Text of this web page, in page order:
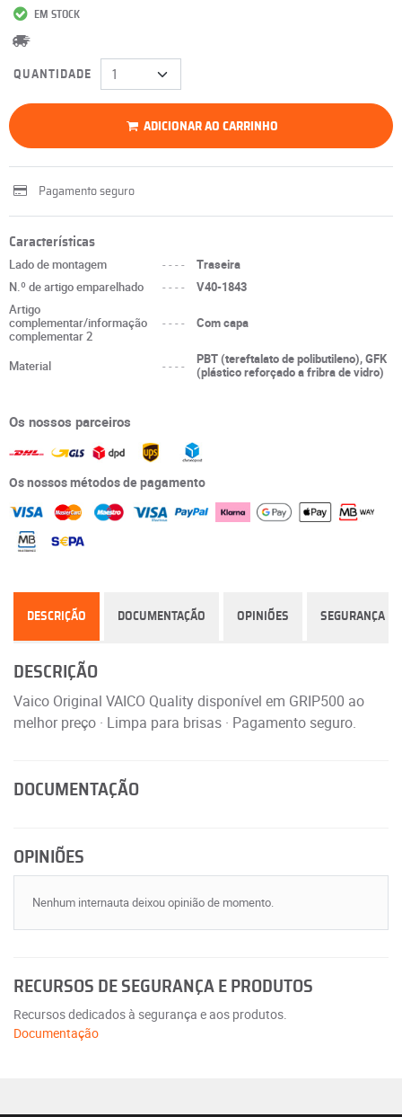
EM STOCK
QUANTIDADE
ADICIONAR AO CARRINHO
Pagamento seguro
Características
Lado de montagem ----
Traseira
N.º de artigo emparelhado
----
V40-1843
Artigo
complementar/informação
complementar 2
---- Com capa
Material ----
PBT (tereftalato de polibutileno), GFK
(plástico reforçado a fribra de vidro)
Os nossos parceiros
Os nossos métodos de pagamento
DESCRIÇÃO DOCUMENTAÇÃO OPINIÕES SEGURANÇA
DESCRIÇÃO
Vaico Original VAICO Quality disponível em GRIP500 ao
melhor preço · Limpa para brisas · Pagamento seguro.
DOCUMENTAÇÃO
OPINIÕES
Nenhum internauta deixou opinião de momento.
RECURSOS DE SEGURANÇA E PRODUTOS
Recursos dedicados à segurança e aos produtos.
Documentação